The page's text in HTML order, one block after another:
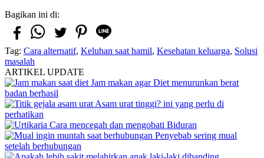
Bagikan ini di:
Tag: Cara alternatif, Keluhan saat hamil, Kesehatan keluarga, Solusi
masalah
ARTIKEL UPDATE
Jam makan agar Diet menurunkan berat
badan berhasil
Asam urat tinggi? ini yang perlu di
perhatikan
Cara mencegah dan mengobati Biduran
Penyebab sering mual
setelah berhubungan